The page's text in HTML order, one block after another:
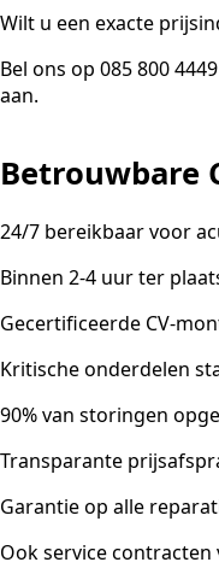
Wilt u een exacte
Bel ons op 085 800
aan.
Betrouwbare
24/7 bereikbaar voor
Binnen 2-4 uur ter
Gecertificeerde CV-
Kritische onderdelen
90% van storingen
Transparante
Garantie op alle
Ook service